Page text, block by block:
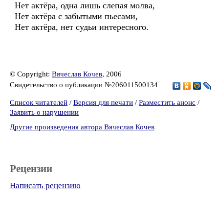
Нет актёра, одна лишь слепая молва,
Нет актёра с забытыми пьесами,
Нет актёра, нет судьи интересного.
© Copyright: Вячеслав Кочев, 2006
Свидетельство о публикации №206011500134
Список читателей / Версия для печати / Разместить анонс /
Заявить о нарушении
Другие произведения автора Вячеслав Кочев
Рецензии
Написать рецензию